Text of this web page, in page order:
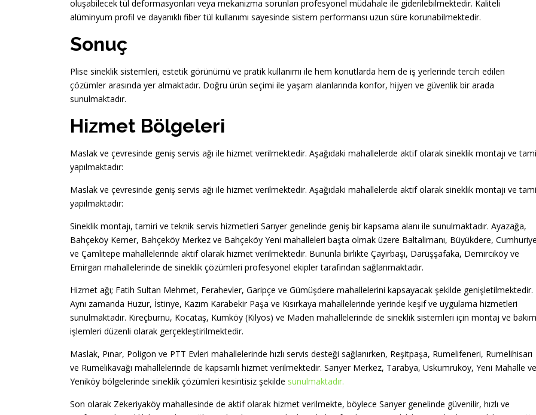
oluşabilecek tül deformasyonları veya mekanizma sorunları profesyonel müdahale ile giderilebilmektedir. Kaliteli
alüminyum profil ve dayanıklı fiber tül kullanımı sayesinde sistem performansı uzun süre korunabilmektedir.
Sonuç
Plise sineklik sistemleri, estetik görünümü ve pratik kullanımı ile hem konutlarda hem de iş yerlerinde tercih edilen
çözümler arasında yer almaktadır. Doğru ürün seçimi ile yaşam alanlarında konfor, hijyen ve güvenlik bir arada
sunulmaktadır.
Hizmet Bölgeleri
Maslak ve çevresinde geniş servis ağı ile hizmet verilmektedir. Aşağıdaki mahallelerde aktif olarak sineklik montajı ve
yapılmaktadır:
Maslak ve çevresinde geniş servis ağı ile hizmet verilmektedir. Aşağıdaki mahallelerde aktif olarak sineklik montajı ve
yapılmaktadır:
Sineklik montajı, tamiri ve teknik servis hizmetleri Sarıyer genelinde geniş bir kapsama alanı ile sunulmaktadır. Ayazağa,
Bahçeköy Kemer, Bahçeköy Merkez ve Bahçeköy Yeni mahalleleri başta olmak üzere Baltalimanı, Büyükdere,
ve Çamlıtepe mahallelerinde aktif olarak hizmet verilmektedir. Bununla birlikte Çayırbaşı, Darüşşafaka, Demirciköy ve
Emirgan mahallelerinde de sineklik çözümleri profesyonel ekipler tarafından sağlanmaktadır.
Hizmet ağı; Fatih Sultan Mehmet, Ferahevler, Garipçe ve Gümüşdere mahallelerini kapsayacak şekilde genişletilmektedir.
Aynı zamanda Huzur, İstinye, Kazım Karabekir Paşa ve Kısırkaya mahallelerinde yerinde keşif ve uygulama hizmetleri
sunulmaktadır. Kireçburnu, Kocataş, Kumköy (Kilyos) ve Maden mahallelerinde de sineklik sistemleri için montaj ve bakım
işlemleri düzenli olarak gerçekleştirilmektedir.
Maslak, Pınar, Poligon ve PTT Evleri mahallelerinde hızlı servis desteği sağlanırken, Reşitpaşa, Rumelifeneri, Rumelihisarı
ve Rumelikavağı mahallelerinde de kapsamlı hizmet verilmektedir. Sarıyer Merkez, Tarabya, Uskumruköy, Yeni Mahalle ve
Yeniköy bölgelerinde sineklik çözümleri kesintisiz şekilde sunulmaktadır.
Son olarak Zekeriyaköy mahallesinde de aktif olarak hizmet verilmekte, böylece Sarıyer genelinde güvenilir, hızlı ve